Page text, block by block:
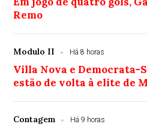
Remo
Modulo II Há 8 horas
Villa Nova e Democrata-
estão de volta à elite de
Contagem Há 9 horas